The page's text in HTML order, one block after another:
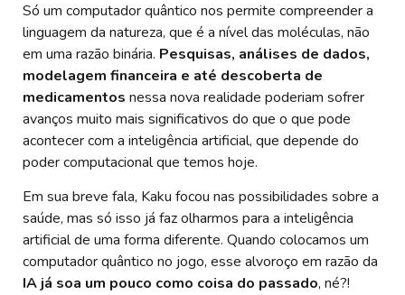
Só um computador quântico nos permite compreender a
linguagem da natureza, que é a nível das moléculas, não
em uma razão binária. Pesquisas, análises de dados,
modelagem financeira e até descoberta de
medicamentos nessa nova realidade poderiam sofrer
avanços muito mais significativos do que o que pode
acontecer com a inteligência artificial, que depende do
poder computacional que temos hoje.
Em sua breve fala, Kaku focou nas possibilidades sobre a
saúde, mas só isso já faz olharmos para a inteligência
artificial de uma forma diferente. Quando colocamos um
computador quântico no jogo, esse alvoroço em razão da
IA já soa um pouco como coisa do passado, né?!